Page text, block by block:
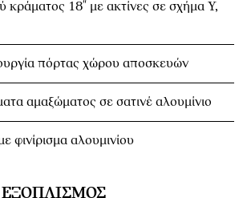
κράματος 18" με ακτίνες σε σχήμα Y,
πόρτας χώρου αποσκευών
αμαξώματος σε σατινέ αλουμίνιο
φινίρισμα αλουμινίου
ΕΞΟΠΛΙΣΜΌΣ